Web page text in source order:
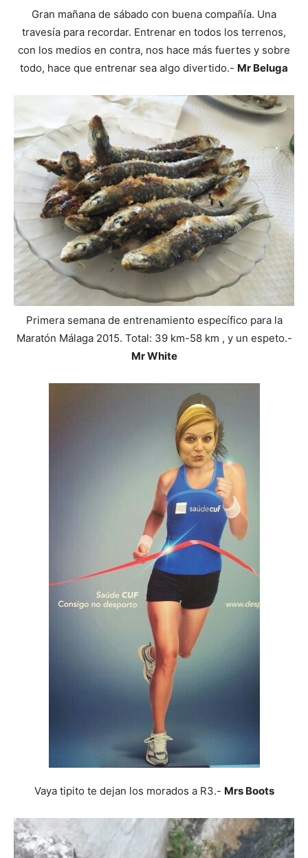
Gran mañana de sábado con buena compañía. Una
travesía para recordar. Entrenar en todos los terrenos,
con los medios en contra, nos hace más fuertes y sobre
todo, hace que entrenar sea algo divertido.- Mr Beluga
Primera semana de entrenamiento específico para la
Maratón Málaga 2015. Total: 39 km-58 km , y un espeto.-
Mr White
Vaya tipito te dejan los morados a R3.- Mrs Boots